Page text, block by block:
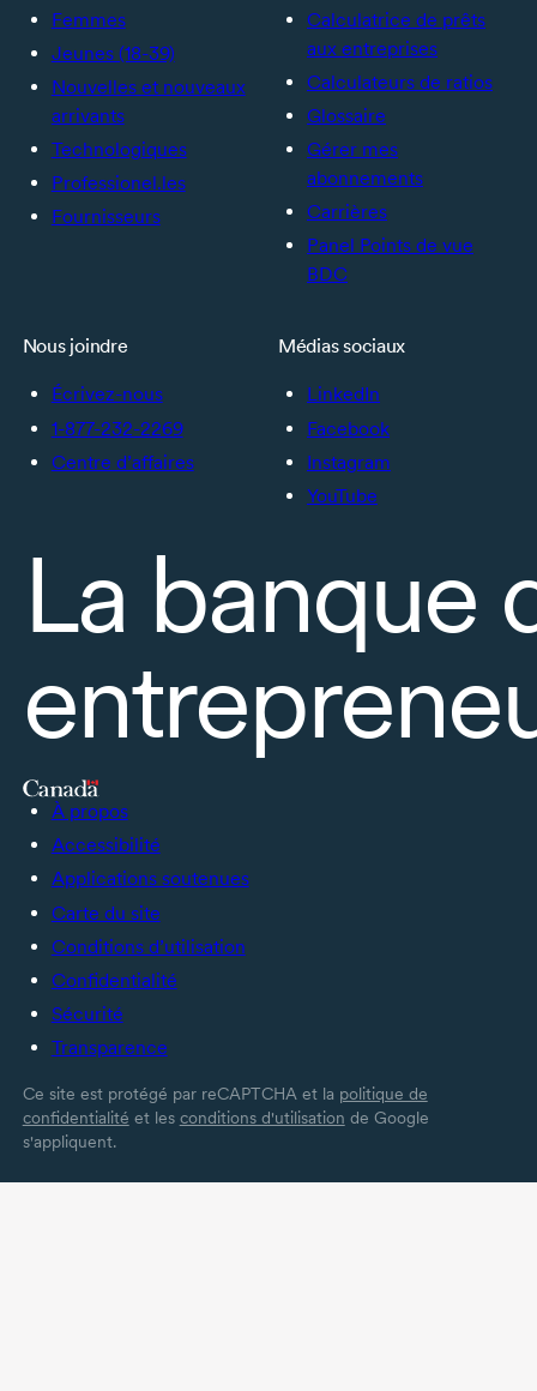
Femmes
Jeunes (18-39)
Nouvelles et nouveaux
arrivants
Technologiques
Professionel.les
Fournisseurs
Calculatrice de prêts
aux entreprises
Calculateurs de ratios
Glossaire
Gérer mes
abonnements
Carrières
Panel Points de vue
BDC
Nous joindre
Écrivez-nous
1-877-232-2269
Centre d’affaires
Médias sociaux
LinkedIn
Facebook
Instagram
YouTube
La banque
À propos
Accessibilité
Applications soutenues
Carte du site
Conditions d’utilisation
Confidentialité
Sécurité
Transparence
Ce site est protégé par reCAPTCHA et la politique de
confidentialité et les conditions d'utilisation de Google
s'appliquent.